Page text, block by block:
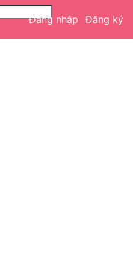
Đăng nhập Đăng ký